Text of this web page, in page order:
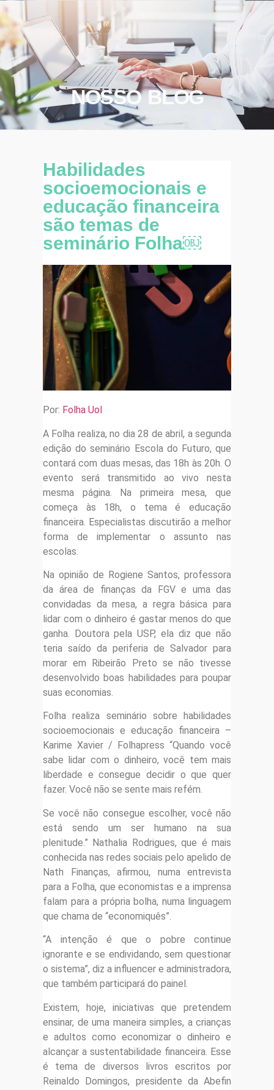
NOSSO BLOG
Habilidades
socioemocionais e
educação financeira
são temas de
seminário Folha￼
Por: Folha Uol
A Folha realiza, no dia 28 de abril, a segunda
edição do seminário Escola do Futuro, que
contará com duas mesas, das 18h às 20h. O
evento será transmitido ao vivo nesta
mesma página. Na primeira mesa, que
começa às 18h, o tema é educação
financeira. Especialistas discutirão a melhor
forma de implementar o assunto nas
escolas.
Na opinião de Rogiene Santos, professora
da área de finanças da FGV e uma das
convidadas da mesa, a regra básica para
lidar com o dinheiro é gastar menos do que
ganha. Doutora pela USP, ela diz que não
teria saído da periferia de Salvador para
morar em Ribeirão Preto se não tivesse
desenvolvido boas habilidades para poupar
suas economias.
Folha realiza seminário sobre habilidades
socioemocionais e educação financeira –
Karime Xavier / Folhapress “Quando você
sabe lidar com o dinheiro, você tem mais
liberdade e consegue decidir o que quer
fazer. Você não se sente mais refém.
Se você não consegue escolher, você não
está sendo um ser humano na sua
plenitude.” Nathalia Rodrigues, que é mais
conhecida nas redes sociais pelo apelido de
Nath Finanças, afirmou, numa entrevista
para a Folha, que economistas e a imprensa
falam para a própria bolha, numa linguagem
que chama de “economiquês”.
“A intenção é que o pobre continue
ignorante e se endividando, sem questionar
o sistema”, diz a influencer e administradora,
que também participará do painel.
Existem, hoje, iniciativas que pretendem
ensinar, de uma maneira simples, a crianças
e adultos como economizar o dinheiro e
alcançar a sustentabilidade financeira. Esse
é tema de diversos livros escritos por
Reinaldo Domingos, presidente da Abefin